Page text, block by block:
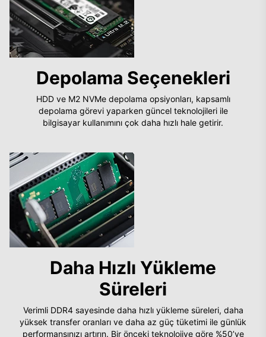
Depolama Seçenekleri
HDD ve M2 NVMe depolama opsiyonları, kapsamlı
depolama görevi yaparken güncel teknolojileri ile
bilgisayar kullanımını çok daha hızlı hale getirir.
Daha Hızlı Yükleme
Süreleri
Verimli DDR4 sayesinde daha hızlı yükleme süreleri, daha
yüksek transfer oranları ve daha az güç tüketimi ile günlük
performansınızı artırın. Bir önceki teknolojiye göre %50’ye